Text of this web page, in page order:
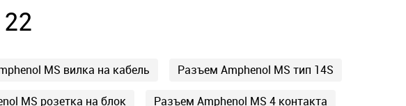
MS вилка на кабель Разъем Amphenol MS тип 14S
MS розетка на блок Разъем Amphenol MS 4 контакта